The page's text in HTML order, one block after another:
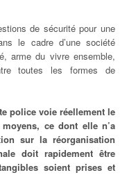
de sécurité pour une
le cadre d’une société
arme du vivre ensemble,
toutes les formes de
police voie réellement le
ce dont elle n’a
sur la réorganisation
doit rapidement être
soient prises et